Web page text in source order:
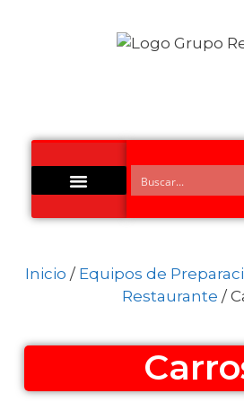
Inicio / Equipos de
Restaurante /